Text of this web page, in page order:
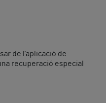
de l'aplicació de
recuperació especial